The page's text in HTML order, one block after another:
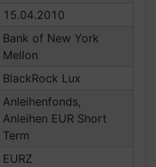
15.04.2010
Bank of New York
Mellon
BlackRock Lux
Anleihenfonds,
Anleihen EUR Short
Term
EURZ